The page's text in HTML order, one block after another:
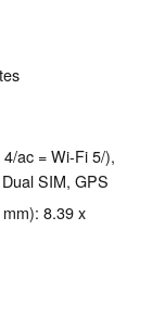
ac = Wi-Fi 5/),
SIM, GPS
8.39 x